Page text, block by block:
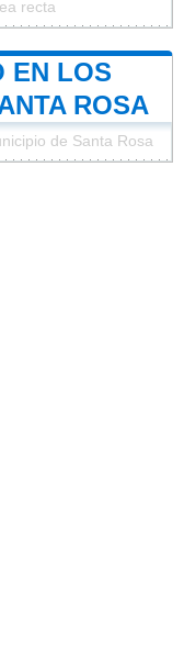
recta
EN LOS
ROSA
de Santa Rosa